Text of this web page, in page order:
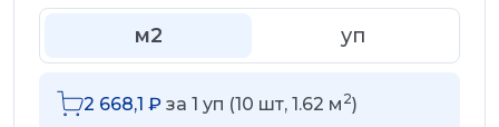
м2 уп
2 668,1 ₽ за 1 уп (10 шт, 1.62 м 2)